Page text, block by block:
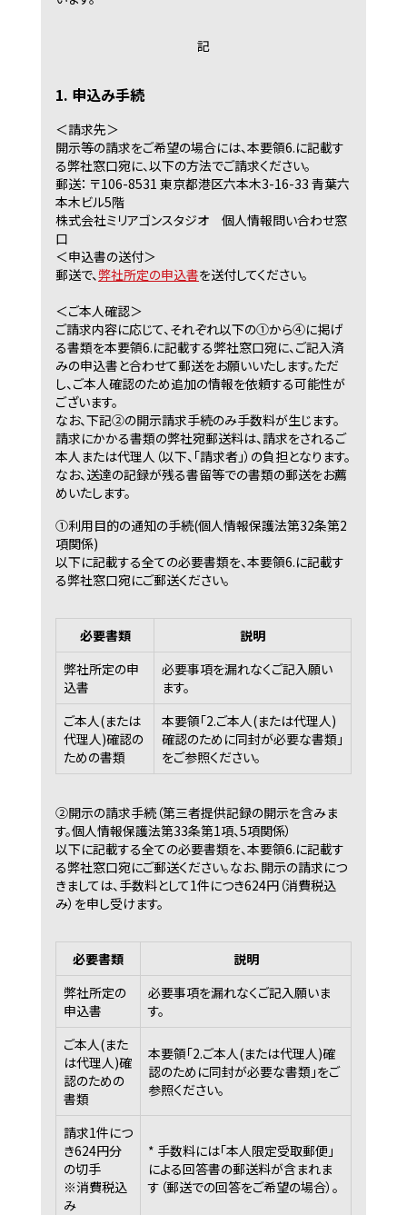
記
1. 申込み手続
＜請求先＞
開示等の請求をご希望の場合には、本要領6.に記載す
る弊社窓口宛に、以下の方法でご請求ください。
郵送： 〒106-8531 東京都港区六本木3-16-33 青葉六
本木ビル5階
株式会社ミリアゴンスタジオ 個人情報問い合わせ窓
口
＜申込書の送付＞
郵送で、弊社所定の申込書を送付してください。
＜ご本人確認＞
ご請求内容に応じて、それぞれ以下の①から④に掲げ
る書類を本要領6.に記載する弊社窓口宛に、ご記入済
みの申込書と合わせて郵送をお願いいたします。ただ
し、ご本人確認のため追加の情報を依頼する可能性が
ございます。
なお、下記②の開示請求手続のみ手数料が生じます。
請求にかかる書類の弊社宛郵送料は、請求をされるご
本人または代理人（以下、「請求者」）の負担となります。
なお、送達の記録が残る書留等での書類の郵送をお薦
めいたします。
①利用目的の通知の手続(個人情報保護法第32条第2
項関係)
以下に記載する全ての必要書類を、本要領6.に記載す
る弊社窓口宛にご郵送ください。
必要書類
説明
弊社所定の申
込書
必要事項を漏れなくご記入願い
ます。
ご本人(または
代理人)確認の
ための書類
本要領｢2.ご本人(または代理人)
確認のために同封が必要な書類｣
をご参照ください。
②開示の請求手続（第三者提供記録の開示を含みま
す。個人情報保護法第33条第1項、5項関係）
以下に記載する全ての必要書類を、本要領6.に記載す
る弊社窓口宛にご郵送ください。なお、開示の請求につ
きましては、手数料として1件につき624円（消費税込
み）を申し受けます。
必要書類
説明
弊社所定の
申込書
必要事項を漏れなくご記入願いま
す。
ご本人(また
は代理人)確
認のための
書類
本要領｢2.ご本人(または代理人)確
認のために同封が必要な書類｣をご
参照ください。
請求1件につ
き624円分
の切手
※消費税込
み
* 手数料には｢本人限定受取郵便｣
による回答書の郵送料が含まれま
す（郵送での回答をご希望の場合）。